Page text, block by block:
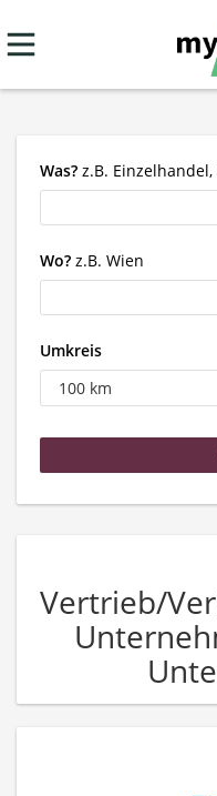
Was? z.B.
Wo? z.B. Wien
Umkreis
Vertrieb/